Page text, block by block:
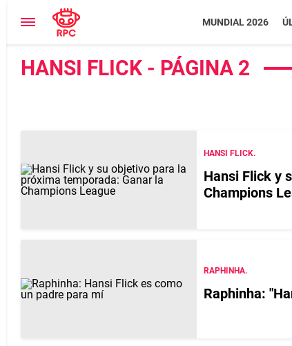
MUNDIAL 2026
HANSI FLICK - PÁGINA 2
HANSI FLICK.
Hansi Flick y
Champions
RAPHINHA.
Raphinha: